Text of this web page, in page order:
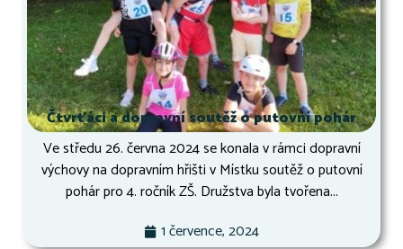
Čtvrťáci a dopravní soutěž o putovní pohár
Ve středu 26. června 2024 se konala v rámci dopravní
výchovy na dopravním hřišti v Místku soutěž o putovní
pohár pro 4. ročník ZŠ. Družstva byla tvořena...
1 července, 2024